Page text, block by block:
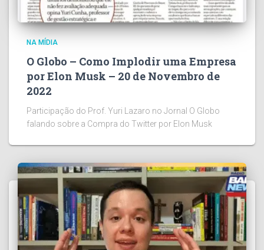
NA MÍDIA
O Globo – Como Implodir uma Empresa
por Elon Musk – 20 de Novembro de
2022
Participação do Prof. Yuri Lazaro no Jornal O Globo
falando sobre a Compra do Twitter por Elon Musk